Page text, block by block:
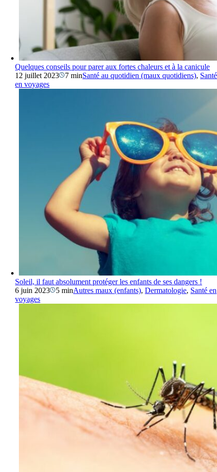
Quelques conseils pour parer aux fortes chaleurs et à la canicule
12 juillet 2023
7 minSanté au quotidien (maux quotidiens), Santé
en voyages
Soleil, il faut absolument protéger les enfants de ses dangers !
6 juin 2023
5 minAutres maux (enfants),Dermatologie, Santé en
voyages